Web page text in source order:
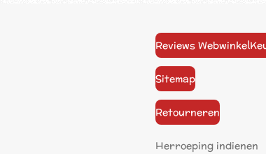
Reviews
Sitemap
Retourneren
Herroeping indienen